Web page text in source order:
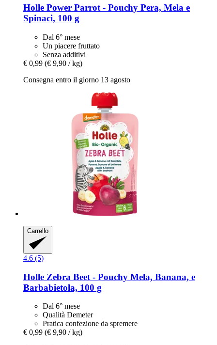
Holle Power Parrot -​ Pouchy Pera, Mela e
Spinaci, 100 g
Dal 6° mese
Un piacere fruttato
Senza additivi
€ 0,99 (€ 9,90 / kg)
Consegna entro il giorno 13 agosto
Carrello
4.6 (5)
Holle Zebra Beet -​ Pouchy Mela, Banana, e
Barbabietola, 100 g
Dal 6° mese
Qualità Demeter
Pratica confezione da spremere
€ 0,99 (€ 9,90 / kg)